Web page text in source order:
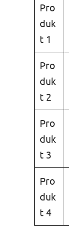
Pro
duk
t 1
Pro
duk
t 2
Pro
duk
t 3
Pro
duk
t 4